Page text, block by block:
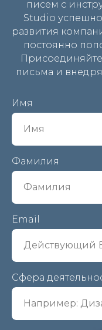
писем с
Studio
развития
постоянно
письма и
Имя
Имя
Фамилия
Фамилия
Email
Сфера